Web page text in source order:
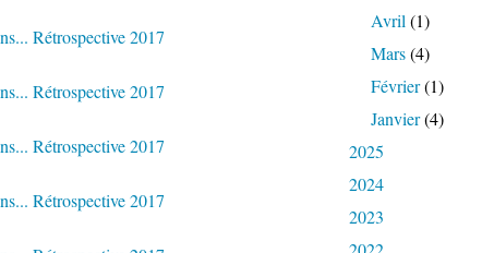
Avril (1)
Mars(4)
Février(1)
Janvier(4)
2025
2024
2023